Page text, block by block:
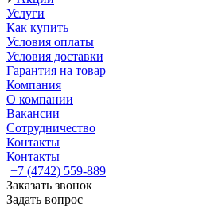
Услуги
Как купить
Условия оплаты
Условия доставки
Гарантия на товар
Компания
О компании
Вакансии
Сотрудничество
Контакты
Контакты
+7 (4742) 559-889
Заказать звонок
Задать вопрос